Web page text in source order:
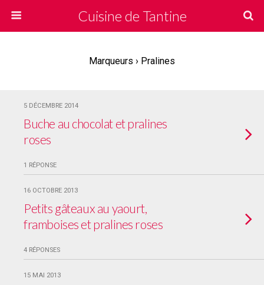
Cuisine de Tantine
Marqueurs › Pralines
5 DÉCEMBRE 2014
Buche au chocolat et pralines
roses
1 RÉPONSE
16 OCTOBRE 2013
Petits gâteaux au yaourt,
framboises et pralines roses
4 RÉPONSES
15 MAI 2013